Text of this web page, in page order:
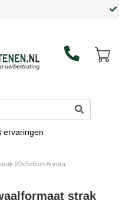
in huis
ervaringen
20x5x6cm Aurora
strak